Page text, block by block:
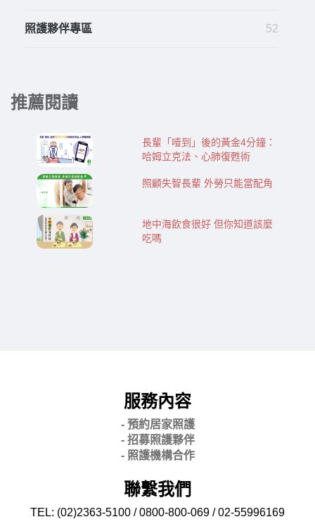
照護夥伴專區 52
推薦閱讀
長輩「噎到」後的黃金4分鐘：
哈姆立克法、心肺復甦術
照顧失智長輩 外勞只能當配角
地中海飲食很好 但你知道該麼
吃嗎
服務內容
- 預約居家照護
- 招募照護夥伴
- 照護機構合作
聯繫我們
TEL: (02)2363-5100 / 0800-800-069 / 02-55996169